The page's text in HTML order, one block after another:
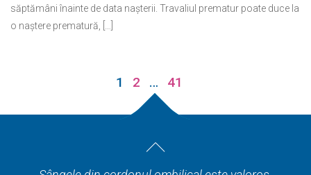
săptămâni înainte de data nașterii. Travaliul prematur poate duce la
o naștere prematură, […]
1 2 … 41